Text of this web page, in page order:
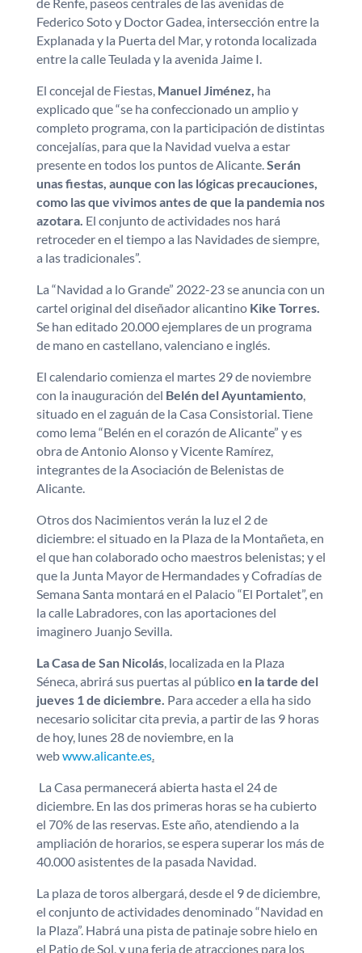
Federico Soto y Doctor Gadea, intersección entre la
Explanada y la Puerta del Mar, y rotonda localizada
entre la calle Teulada y la avenida Jaime I.
El concejal de Fiestas, Manuel Jiménez, ha
explicado que “se ha confeccionado un amplio y
completo programa, con la participación de distintas
concejalías, para que la Navidad vuelva a estar
presente en todos los puntos de Alicante. Serán
unas fiestas, aunque con las lógicas precauciones,
como las que vivimos antes de que la pandemia nos
azotara. El conjunto de actividades nos hará
retroceder en el tiempo a las Navidades de siempre,
a las tradicionales”.
La “Navidad a lo Grande” 2022-23 se anuncia con un
cartel original del diseñador alicantino Kike Torres.
Se han editado 20.000 ejemplares de un programa
de mano en castellano, valenciano e inglés.
El calendario comienza el martes 29 de noviembre
con la inauguración del Belén del Ayuntamiento,
situado en el zaguán de la Casa Consistorial. Tiene
como lema “Belén en el corazón de Alicante” y es
obra de Antonio Alonso y Vicente Ramírez,
integrantes de la Asociación de Belenistas de
Alicante.
Otros dos Nacimientos verán la luz el 2 de
diciembre: el situado en la Plaza de la Montañeta, en
el que han colaborado ocho maestros belenistas; y el
que la Junta Mayor de Hermandades y Cofradías de
Semana Santa montará en el Palacio “El Portalet”, en
la calle Labradores, con las aportaciones del
imaginero Juanjo Sevilla.
La Casa de San Nicolás, localizada en la Plaza
Séneca, abrirá sus puertas al públicoen la tarde del
jueves 1 de diciembre. Para acceder a ella ha sido
necesario solicitar cita previa, a partir de las 9 horas
de hoy, lunes 28 de noviembre, en la
webwww.alicante.es.
La Casa permanecerá abierta hasta el 24 de
diciembre. En las dos primeras horas se ha cubierto
el 70% de las reservas. Este año, atendiendo a la
ampliación de horarios, se espera superar los más de
40.000 asistentes de la pasada Navidad.
La plaza de toros albergará, desde el 9 de diciembre,
el conjunto de actividades denominado “Navidad en
la Plaza”. Habrá una pista de patinaje sobre hielo en
el Patio de Sol, y una feria de atracciones para los